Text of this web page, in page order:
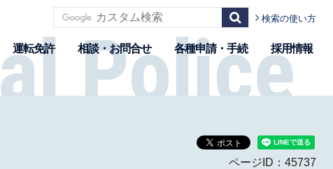
検索の使い方
運転免許 相談・お問合せ 各種申請・手続 採用情報
ページID：45737